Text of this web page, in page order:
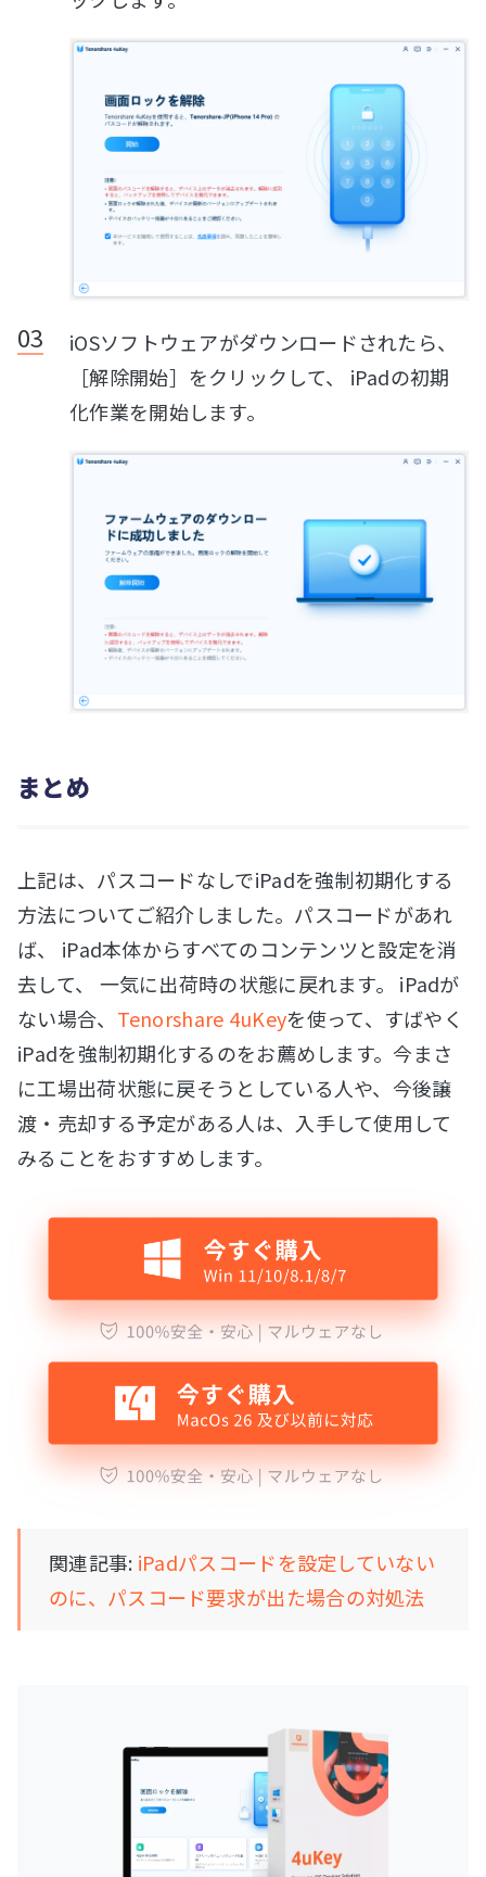
iOSソフトウェアがダウンロードされたら、
［解除開始］をクリックして、 iPadの初期
化作業を開始します。
まとめ
上記は、パスコードなしでiPadを強制初期化する
方法についてご紹介しました。パスコードがあれ
ば、 iPad本体からすべてのコンテンツと設定を消
去して、 一気に出荷時の状態に戻れます。 iPadが
ない場合、 Tenorshare 4uKeyを使って、すばやく
iPadを強制初期化するのをお薦めします。今まさ
に工場出荷状態に戻そうとしている人や、今後譲
渡・売却する予定がある人は、入手して使用して
みることをおすすめします。
関連記事: iPadパスコードを設定していない
のに、パスコード要求が出た場合の対処法